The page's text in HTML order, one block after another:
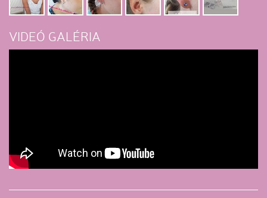
VIDEÓ GALÉRIA